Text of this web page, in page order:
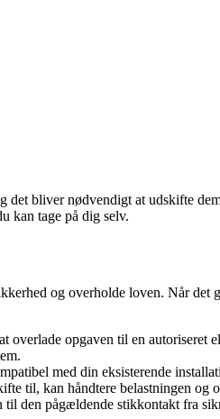
bliver nødvendigt at udskifte
kan tage på dig selv.
og overholde loven. Når
opgaven til en autoriseret
med din eksisterende
til, kan håndtere belastningen og
den pågældende stikkontakt fra